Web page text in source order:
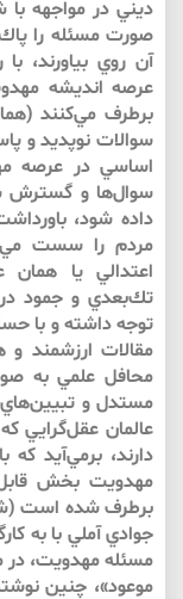
ديني در مواجهه
صورت مسئله را
آن روي بياورند،
عرصه انديشه
سوالات نوپديد و
اساسي در عرصه
سوال‌‌ها و گسترش
داده شود،
مردم را سست
اعتدالي يا
تك‌‌بعدي و جمود
مقالات ارزشمند
محافل علمي به
مستدل و
عالمان عقل‌‌گرايي
دارند، برمي‌‌آيد
مهدويت بخش قابل
جوادي آملي با به
مسئله مهدويت، در
موعود»، چنين